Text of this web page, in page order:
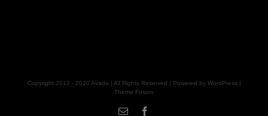
Copyright 2012 - 2020 Avada | All Rights Reserved | Powered by WordPress|
Theme Fusion
E-